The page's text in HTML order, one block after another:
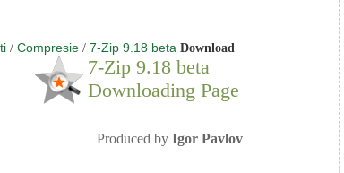
/ Compresie / 7-Zip 9.18 beta Download
7-Zip 9.18 beta
Downloading Page
Produced by Igor Pavlov